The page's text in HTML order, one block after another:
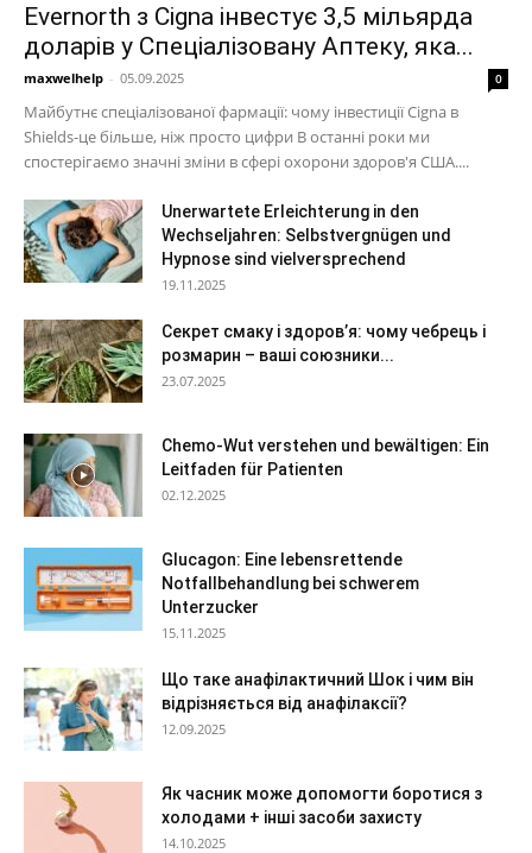
Evernorth з Cigna інвестує 3,5 мільярда
доларів у Спеціалізовану Аптеку, яка...
maxwelhelp - 05.09.2025 0
Майбутнє спеціалізованої фармації: чому інвестиції Cigna в
Shields-це більше, ніж просто цифри В останні роки ми
спостерігаємо значні зміни в сфері охорони здоров'я США....
Unerwartete Erleichterung in den
Wechseljahren: Selbstvergnügen und
Hypnose sind vielversprechend
19.11.2025
Секрет смаку і здоров’я: чому чебрець і
розмарин – ваші союзники...
23.07.2025
Chemo-Wut verstehen und bewältigen: Ein
Leitfaden für Patienten
02.12.2025
Glucagon: Eine lebensrettende
Notfallbehandlung bei schwerem
Unterzucker
15.11.2025
Що таке анафілактичний Шок і чим він
відрізняється від анафілаксії?
12.09.2025
Як часник може допомогти боротися з
холодами + інші засоби захисту
14.10.2025